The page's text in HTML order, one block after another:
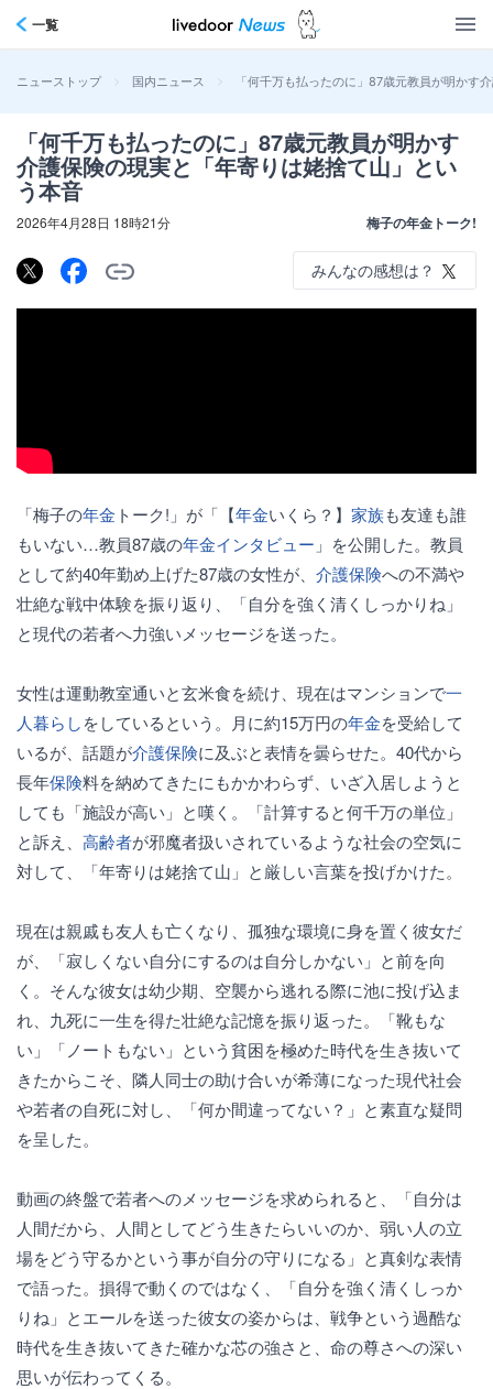
一覧
ニューストップ > 国内ニュース > 「何千万も払ったのに」87歳元教員が明かす
「何千万も払ったのに」87歳元教員が明かす
介護保険の現実と「年寄りは姥捨て山」とい
う本音
2026年4月28日 18時21分 梅子の年金トーク!
みんなの感想は？
「梅子の年金 トーク!」が「【年金いくら？】 家族も友達も誰
もいない…教員87歳の年金インタビュー 」を公開した。教員
として約40年勤め上げた87歳の女性が、 介護保険への不満や
壮絶な戦中体験を振り返り、「自分を強く清くしっかりね」
と現代の若者へ力強いメッセージを送った。
女性は運動教室通いと玄米食を続け、現在はマンションで一
人暮らしをしているという。月に約15万円の年金を受給して
いるが、話題が介護保険に及ぶと表情を曇らせた。40代から
長年保険料を納めてきたにもかかわらず、いざ入居しようと
しても「施設が高い」と嘆く。「計算すると何千万の単位」
と訴え、 高齢者が邪魔者扱いされているような社会の空気に
対して、「年寄りは姥捨て山」と厳しい言葉を投げかけた。
現在は親戚も友人も亡くなり、孤独な環境に身を置く彼女だ
が、「寂しくない自分にするのは自分しかない」と前を向
く。そんな彼女は幼少期、空襲から逃れる際に池に投げ込ま
れ、九死に一生を得た壮絶な記憶を振り返った。「靴もな
い」「ノートもない」という貧困を極めた時代を生き抜いて
きたからこそ、隣人同士の助け合いが希薄になった現代社会
や若者の自死に対し、「何か間違ってない？」と素直な疑問
を呈した。
動画の終盤で若者へのメッセージを求められると、「自分は
人間だから、人間としてどう生きたらいいのか、弱い人の立
場をどう守るかという事が自分の守りになる」と真剣な表情
で語った。損得で動くのではなく、「自分を強く清くしっか
りね」とエールを送った彼女の姿からは、戦争という過酷な
時代を生き抜いてきた確かな芯の強さと、命の尊さへの深い
思いが伝わってくる。